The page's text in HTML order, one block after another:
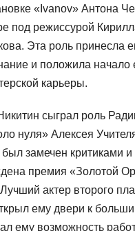
«Ivanov» Антона
под режиссурой
Эта роль принесла
и положила начало
карьеры.
сыграл роль
нуля» Алексея
замечен критиками и
премия «Золотой
актер второго
ему двери к
ему возможность